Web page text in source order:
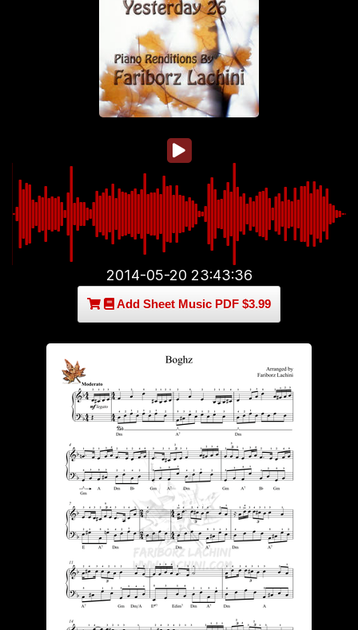
2014-05-20 23:43:36
Add Sheet Music PDF $3.99